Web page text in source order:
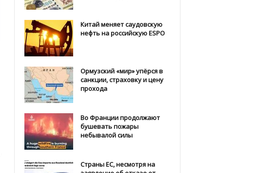
Китай меняет саудовскую
нефть на российскую ESPO
Ормузский «мир» упёрся в
санкции, страховку и цену
прохода
Во Франции продолжают
бушевать пожары
небывалой силы
Страны ЕС, несмотря на